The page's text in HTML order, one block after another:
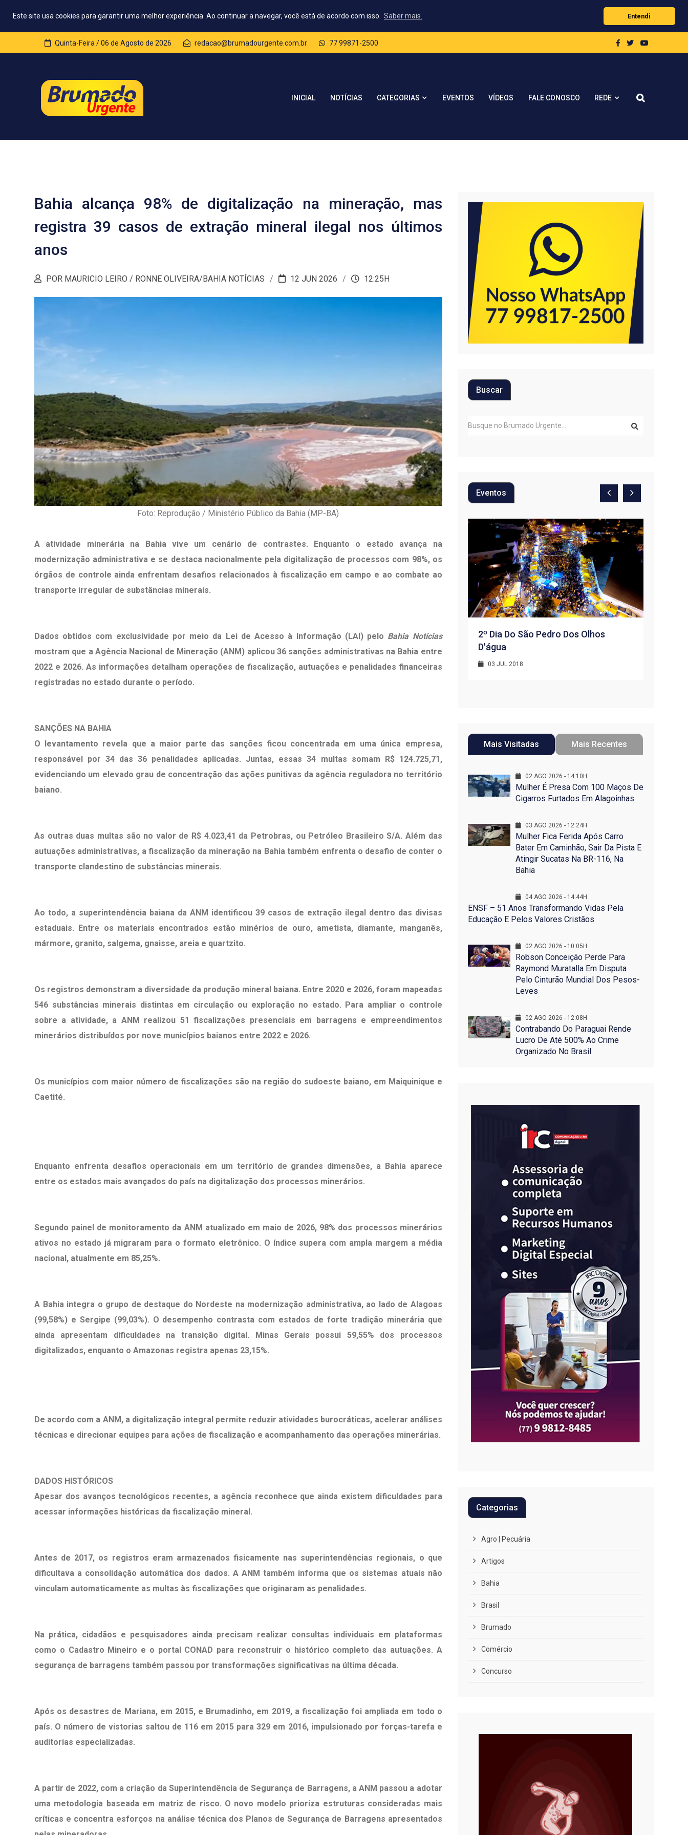
Este site usa cookies para garantir uma melhor experiência. Ao continuar a navegar, você está de acordo com isso. Saber mais. Entendi
Quinta-Feira / 06 de Agosto de 2026 redacao@brumadourgente.com.br 77 99871-2500
INICIAL NOTÍCIAS CATEGORIAS EVENTOS VÍDEOS FALE CONOSCO REDE
Bahia alcança 98% de digitalização na mineração, mas
registra 39 casos de extração mineral ilegal nos últimos
anos
POR MAURICIO LEIRO / RONNE OLIVEIRA/BAHIA NOTÍCIAS 12 JUN 2026 12:25H
Foto: Reprodução / Ministério Público da Bahia (MP-BA)
A atividade minerária na Bahia vive um cenário de contrastes. Enquanto o estado avança na
modernização administrativa e se destaca nacionalmente pela digitalização de processos com 98%, os
órgãos de controle ainda enfrentam desafios relacionados à fiscalização em campo e ao combate ao
transporte irregular de substâncias minerais.
Dados obtidos com exclusividade por meio da Lei de Acesso à Informação (LAI) pelo Bahia Notícias
mostram que a Agência Nacional de Mineração (ANM) aplicou 36 sanções administrativas na Bahia entre
2022 e 2026. As informações detalham operações de fiscalização, autuações e penalidades financeiras
registradas no estado durante o período.
SANÇÕES NA BAHIA
O levantamento revela que a maior parte das sanções ficou concentrada em uma única empresa,
responsável por 34 das 36 penalidades aplicadas. Juntas, essas 34 multas somam R$ 124.725,71,
evidenciando um elevado grau de concentração das ações punitivas da agência reguladora no território
baiano.
As outras duas multas são no valor de R$ 4.023,41 da Petrobras, ou Petróleo Brasileiro S/A. Além das
autuações administrativas, a fiscalização da mineração na Bahia também enfrenta o desafio de conter o
transporte clandestino de substâncias minerais.
Ao todo, a superintendência baiana da ANM identificou 39 casos de extração ilegal dentro das divisas
estaduais. Entre os materiais encontrados estão minérios de ouro, ametista, diamante, manganês,
mármore, granito, salgema, gnaisse, areia e quartzito.
Os registros demonstram a diversidade da produção mineral baiana. Entre 2020 e 2026, foram mapeadas
546 substâncias minerais distintas em circulação ou exploração no estado. Para ampliar o controle
sobre a atividade, a ANM realizou 51 fiscalizações presenciais em barragens e empreendimentos
minerários distribuídos por nove municípios baianos entre 2022 e 2026.
Os municípios com maior número de fiscalizações são na região do sudoeste baiano, em Maiquinique e
Caetité.
Enquanto enfrenta desafios operacionais em um território de grandes dimensões, a Bahia aparece
entre os estados mais avançados do país na digitalização dos processos minerários.
Segundo painel de monitoramento da ANM atualizado em maio de 2026, 98% dos processos minerários
ativos no estado já migraram para o formato eletrônico. O índice supera com ampla margem a média
nacional, atualmente em 85,25%.
A Bahia integra o grupo de destaque do Nordeste na modernização administrativa, ao lado de Alagoas
(99,58%) e Sergipe (99,03%). O desempenho contrasta com estados de forte tradição minerária que
ainda apresentam dificuldades na transição digital. Minas Gerais possui 59,55% dos processos
digitalizados, enquanto o Amazonas registra apenas 23,15%.
De acordo com a ANM, a digitalização integral permite reduzir atividades burocráticas, acelerar análises
técnicas e direcionar equipes para ações de fiscalização e acompanhamento das operações minerárias.
DADOS HISTÓRICOS
Apesar dos avanços tecnológicos recentes, a agência reconhece que ainda existem dificuldades para
acessar informações históricas da fiscalização mineral.
Antes de 2017, os registros eram armazenados fisicamente nas superintendências regionais, o que
dificultava a consolidação automática dos dados. A ANM também informa que os sistemas atuais não
vinculam automaticamente as multas às fiscalizações que originaram as penalidades.
Na prática, cidadãos e pesquisadores ainda precisam realizar consultas individuais em plataformas
como o Cadastro Mineiro e o portal CONAD para reconstruir o histórico completo das autuações. A
segurança de barragens também passou por transformações significativas na última década.
Após os desastres de Mariana, em 2015, e Brumadinho, em 2019, a fiscalização foi ampliada em todo o
país. O número de vistorias saltou de 116 em 2015 para 329 em 2016, impulsionado por forças-tarefa e
auditorias especializadas.
A partir de 2022, com a criação da Superintendência de Segurança de Barragens, a ANM passou a adotar
uma metodologia baseada em matriz de risco. O novo modelo prioriza estruturas consideradas mais
críticas e concentra esforços na análise técnica dos Planos de Segurança de Barragens apresentados
Buscar
Eventos
1º Dia - São Pedro Do Bairro Olhos
D’água
01 JUL 2018
Inauguração Da Franquia HINODE
CENTER Em Brumado
2º Dia Do São Pedro Dos Olhos
D'água
03 JUL 2018
Mais Visitadas Mais Recentes
02 AGO 2026 - 14:10H
Mulher É Presa Com 100 Maços De
Cigarros Furtados Em Alagoinhas
03 AGO 2026 - 12:24H
Mulher Fica Ferida Após Carro
Bater Em Caminhão, Sair Da Pista E
Atingir Sucatas Na BR-116, Na
Bahia
04 AGO 2026 - 14:44H
ENSF – 51 Anos Transformando Vidas Pela
Educação E Pelos Valores Cristãos
02 AGO 2026 - 10:05H
Robson Conceição Perde Para
Raymond Muratalla Em Disputa
Pelo Cinturão Mundial Dos Pesos-
Leves
02 AGO 2026 - 12:08H
Contrabando Do Paraguai Rende
Lucro De Até 500% Ao Crime
Organizado No Brasil
Categorias
Agro | Pecuária
Artigos
Bahia
Brasil
Brumado
Comércio
Concurso